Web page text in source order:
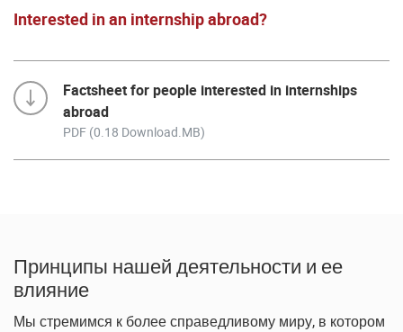
Interested in an internship abroad?
Factsheet for people interested in internships
abroad
PDF (0.18 Download.MB)
Принципы нашей деятельности и ее
влияние
Мы стремимся к более справедливому миру, в котором